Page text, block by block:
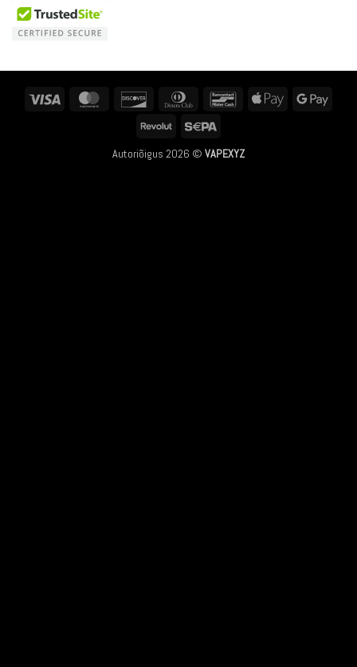
MasterCard Discover
Dinners
BancontactApple
Revolut
Autoriõigus 2026 © VAPEXYZ